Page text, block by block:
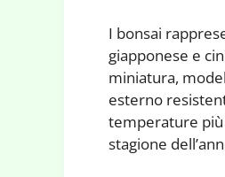
I bonsai
giapponese e
miniatura,
esterno
temperature più
stagione